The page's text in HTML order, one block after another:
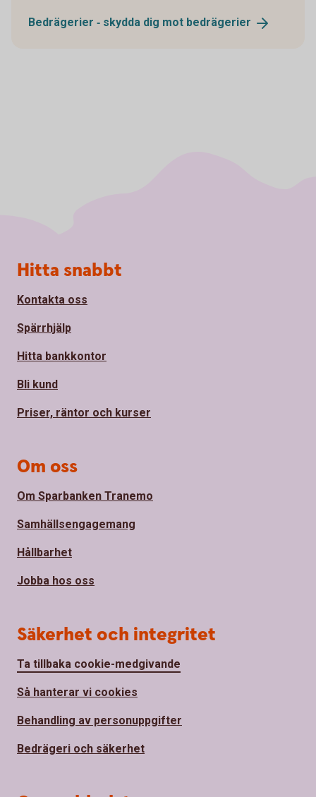
Bedrägerier ‐ skydda dig mot bedrägerier
Sidfot
Hitta snabbt
Kontakta oss
Spärrhjälp
Hitta bankkontor
Bli kund
Priser, räntor och kurser
Om oss
Om Sparbanken Tranemo
Samhällsengagemang
Hållbarhet
Jobba hos oss
Säkerhet och integritet
Ta tillbaka cookie-medgivande
Så hanterar vi cookies
Behandling av personuppgifter
Bedrägeri och säkerhet